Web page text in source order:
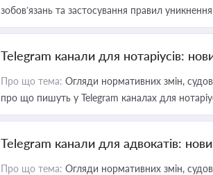
зобов’язань та застосування правил
Telegram канали для нотаріусів:
Про що тема: Огляди нормативних змін,
про що пишуть у Telegram каналах для
Telegram канали для адвокатів:
Про що тема: Огляди нормативних змін,